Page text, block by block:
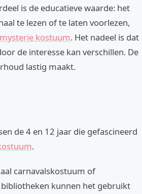
is de educatieve waarde: het
te lezen of te laten voorlezen,
kostuum. Het nadeel is dat
de interesse kan verschillen. De
lastig maakt.
de 4 en 12 jaar die gefascineerd
.
carnavalskostuum of
kunnen het gebruikt